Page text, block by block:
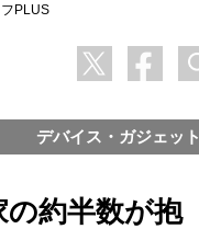
PLUS
の約半数が抱
デバイス・ガジェット